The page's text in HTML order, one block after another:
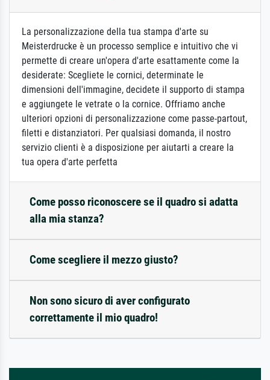
La personalizzazione della tua stampa d'arte su
Meisterdrucke è un processo semplice e intuitivo che vi
permette di creare un'opera d'arte esattamente come la
desiderate: Scegliete le cornici, determinate le
dimensioni dell'immagine, decidete il supporto di stampa
e aggiungete le vetrate o la cornice. Offriamo anche
ulteriori opzioni di personalizzazione come passe-partout,
filetti e distanziatori. Per qualsiasi domanda, il nostro
servizio clienti è a disposizione per aiutarti a creare la
tua opera d'arte perfetta
Come posso riconoscere se il quadro si adatta
alla mia stanza?
Come scegliere il mezzo giusto?
Non sono sicuro di aver configurato
correttamente il mio quadro!